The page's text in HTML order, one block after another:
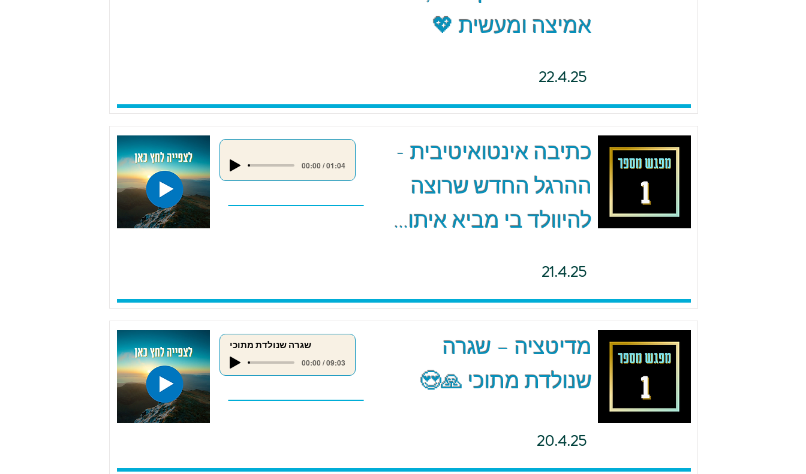
אמיצה ומעשית 💖
22.4.25
00:00 / 01:04
כתיבה אינטואיטיבית -
ההרגל החדש שרוצה
להיוולד בי מביא איתו...
21.4.25
שגרה שנולדת מתוכי
00:00 / 09:03
מדיטציה – שגרה
שנולדת מתוכי 🙏😍
20.4.25